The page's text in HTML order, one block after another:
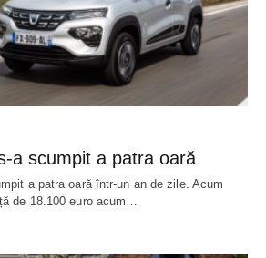
a scumpit a patra oară
a patra oară într-un an de zile. Acum
de 18.100 euro acum…